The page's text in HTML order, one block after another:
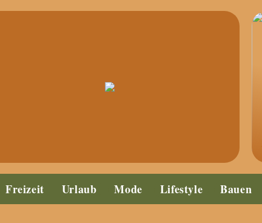
Freizeit Urlaub Mode Lifestyle Bauen